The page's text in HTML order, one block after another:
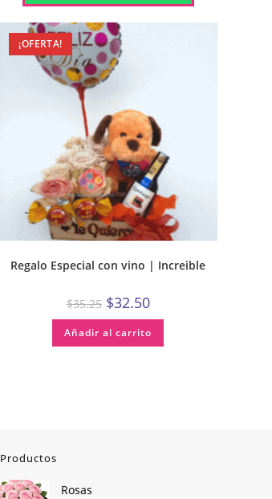
¡OFERTA!
Regalo Especial con vino | Increible
$35.25 $32.50
Añadir al carrito
Productos
Rosas